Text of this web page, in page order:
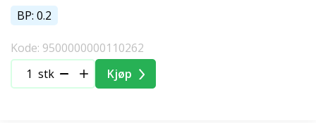
BP: 0.2
Kode: 9500000000110262
stk
Kjøp